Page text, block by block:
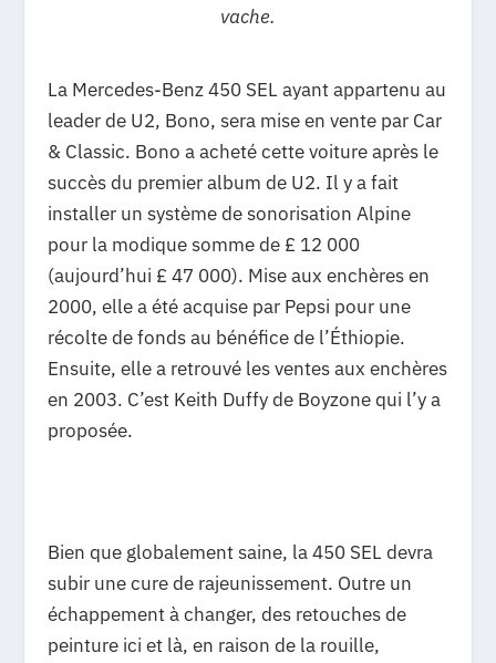
vache.
La Mercedes-Benz 450 SEL ayant appartenu au
leader de U2, Bono, sera mise en vente par Car
& Classic. Bono a acheté cette voiture après le
succès du premier album de U2. Il y a fait
installer un système de sonorisation Alpine
pour la modique somme de £ 12 000
(aujourd’hui £ 47 000). Mise aux enchères en
2000, elle a été acquise par Pepsi pour une
récolte de fonds au bénéfice de l’Éthiopie.
Ensuite, elle a retrouvé les ventes aux enchères
en 2003. C’est Keith Duffy de Boyzone qui l’y a
proposée.
Bien que globalement saine, la 450 SEL devra
subir une cure de rajeunissement. Outre un
échappement à changer, des retouches de
peinture ici et là, en raison de la rouille,